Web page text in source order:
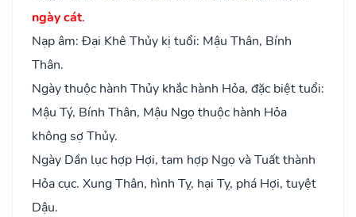
ngày cát.
Nạp âm: Đại Khê Thủy kị tuổi: Mậu Thân, Bính
Thân.
Ngày thuộc hành Thủy khắc hành Hỏa, đặc biệt tuổi:
Mậu Tý, Bính Thân, Mậu Ngọ thuộc hành Hỏa
không sợ Thủy.
Ngày Dần lục hợp Hợi, tam hợp Ngọ và Tuất thành
Hỏa cục. Xung Thân, hình Tỵ, hại Tỵ, phá Hợi, tuyệt
Dậu.